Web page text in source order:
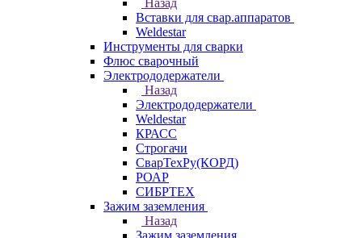
Назад
Вставки для свар.аппаратов
Weldestar
Инструменты для сварки
Флюс сварочный
Электрододержатели
Назад
Электрододержатели
Weldestar
КРАСС
Строгачи
СварТехРу(КОРД)
РОАР
СИБРТЕХ
Зажим заземления
Назад
Зажим заземления